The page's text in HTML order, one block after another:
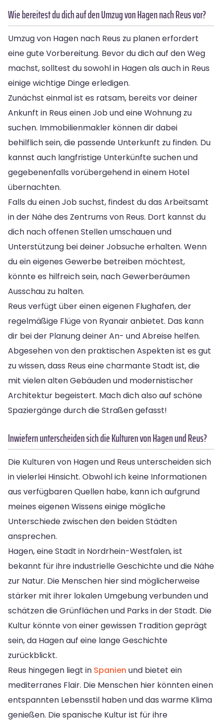
Wie bereitest du dich auf den Umzug von Hagen nach Reus vor?
Umzug von Hagen nach Reus zu planen erfordert
eine gute Vorbereitung. Bevor du dich auf den Weg
machst, solltest du sowohl in Hagen als auch in Reus
einige wichtige Dinge erledigen.
Zunächst einmal ist es ratsam, bereits vor deiner
Ankunft in Reus einen Job und eine Wohnung zu
suchen. Immobilienmakler können dir dabei
behilflich sein, die passende Unterkunft zu finden. Du
kannst auch langfristige Unterkünfte suchen und
gegebenenfalls vorübergehend in einem Hotel
übernachten.
Falls du einen Job suchst, findest du das Arbeitsamt
in der Nähe des Zentrums von Reus. Dort kannst du
dich nach offenen Stellen umschauen und
Unterstützung bei deiner Jobsuche erhalten. Wenn
du ein eigenes Gewerbe betreiben möchtest,
könnte es hilfreich sein, nach Gewerberäumen
Ausschau zu halten.
Reus verfügt über einen eigenen Flughafen, der
regelmäßige Flüge von Ryanair anbietet. Das kann
dir bei der Planung deiner An- und Abreise helfen.
Abgesehen von den praktischen Aspekten ist es gut
zu wissen, dass Reus eine charmante Stadt ist, die
mit vielen alten Gebäuden und modernistischer
Architektur begeistert. Mach dich also auf schöne
Spaziergänge durch die Straßen gefasst!
Inwiefern unterscheiden sich die Kulturen von Hagen und Reus?
Die Kulturen von Hagen und Reus unterscheiden sich
in vielerlei Hinsicht. Obwohl ich keine Informationen
aus verfügbaren Quellen habe, kann ich aufgrund
meines eigenen Wissens einige mögliche
Unterschiede zwischen den beiden Städten
ansprechen.
Hagen, eine Stadt in Nordrhein-Westfalen, ist
bekannt für ihre industrielle Geschichte und die Nähe
zur Natur. Die Menschen hier sind möglicherweise
stärker mit ihrer lokalen Umgebung verbunden und
schätzen die Grünflächen und Parks in der Stadt. Die
Kultur könnte von einer gewissen Tradition geprägt
sein, da Hagen auf eine lange Geschichte
zurückblickt.
Reus hingegen liegt in Spanien und bietet ein
mediterranes Flair. Die Menschen hier könnten einen
entspannten Lebensstil haben und das warme Klima
genießen. Die spanische Kultur ist für ihre